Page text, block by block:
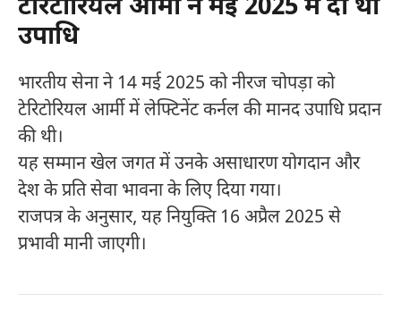
टेरिटोरियल आर्मी ने मई 2025 में दी थी
उपाधि
भारतीय सेना ने 14 मई 2025 को नीरज चोपड़ा को
टेरिटोरियल आर्मी में लेफ्टिनेंट कर्नल की मानद उपाधि प्रदान
की थी।
यह सम्मान खेल जगत में उनके असाधारण योगदान और
देश के प्रति सेवा भावना के लिए दिया गया।
राजपत्र के अनुसार, यह नियुक्ति 16 अप्रैल 2025 से
प्रभावी मानी जाएगी।